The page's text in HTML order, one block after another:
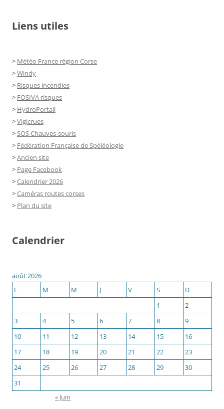
Liens utiles
> Météo France région Corse
>Windy
> Risques incendies
> FOSIVA risques
> HydroPortail
>Vigicrues
>SOS Chauves-souris
> Fédération Française de Spéléologie
>Ancien site
> Page Facebook
>Calendrier 2026
>Caméras routes corses
> Plan du site
Calendrier
août 2026
L
M M J V S
D
1
2
3
4 5 6 7 8
9
10
11 12 13 14 15
16
17
18 19 20 21 22
23
24
25 26 27 28 29
30
31
« Juin